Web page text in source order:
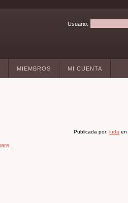
Usuario:
MIEMBROS MI CUENTA
Publicada por: iuda en